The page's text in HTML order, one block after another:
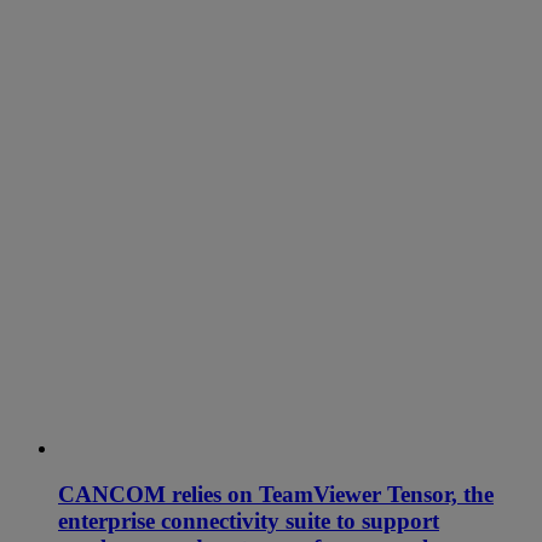
CANCOM relies on TeamViewer Tensor, the
enterprise connectivity suite to support